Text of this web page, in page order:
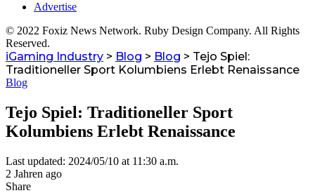
Advertise
© 2022 Foxiz News Network. Ruby Design Company. All Rights
Reserved.
iGaming Industry > Blog > Blog > Tejo Spiel:
Traditioneller Sport Kolumbiens Erlebt Renaissance
Blog
Tejo Spiel: Traditioneller Sport
Kolumbiens Erlebt Renaissance
Last updated: 2024/05/10 at 11:30 a.m.
2 Jahren ago
Share